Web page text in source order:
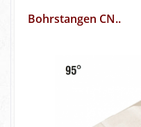
Bohrstangen CN..